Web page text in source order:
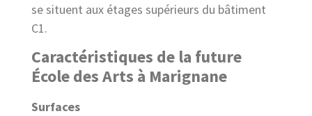
se situent aux étages supérieurs du bâtiment
C1.
Caractéristiques de la future
École des Arts à Marignane
Surfaces